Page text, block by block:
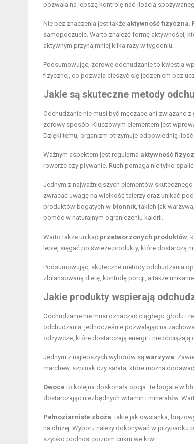
pozwala na lepszą kontrolę nad ilością
Nie bez znaczenia jest także aktywność fizyczna.
samopoczucie. Warto znaleźć formę aktywności,
aktywnym przynajmniej kilka razy w tygodniu.
Podsumowując, zdrowe odchudzanie to kwestia
fizycznej, co pozwala cieszyć się jedzeniem bez
Jakie są skuteczne metody
Odchudzanie nie musi być męczące ani związane
zdrowy sposób. Kluczowym elementem jest
Dzięki temu, organizm otrzymuje odpowiednią
Ważnym aspektem jest regularna aktywność
rowerze czy pływanie. Ruch pomaga nie tylko
Jednym z najważniejszych elementów
zwracać uwagę na wielkość talerzy oraz unikać
produktów bogatych w błonnik, takich jak
pomóc w naturalnym ograniczeniu kalorii.
Warto także unikać przetworzonych produktów,
lepiej sięgać po świeże produkty, które dostarczą
Podsumowując, skuteczne metody odchudzania
zbilansowaną dietę, kontrolę porcji, a także
Jakie produkty wspierają
Odchudzanie nie musi oznaczać ciągłego głodu i
odchudzania, jednocześnie pozwalając na
odżywcze, które dostarczają energii i nie obciążają
Jednym z najlepszych wyborów są warzywa.
marchew, szpinak czy sałata, które można
Owoce to kolejna doskonała opcja. Te bogate w
dostarczając niezbędnych witamin i minerałów.
Pełnoziarniste zboża, takie jak owsianka,
na dłużej. Wyboru należy dokonywać w
szybko podnosi poziom cukru we krwi.